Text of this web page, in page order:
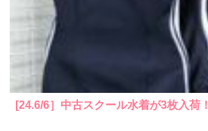
[24.6/6］中古スクール水着が3枚入荷！